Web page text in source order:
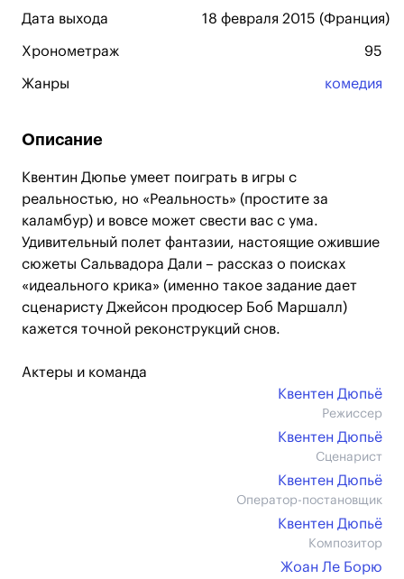
Дата выхода 18 февраля 2015 (Франция)
Хронометраж 95
Жанры комедия
Описание
Квентин Дюпье умеет поиграть в игры с
реальностью, но «Реальность» (простите за
каламбур) и вовсе может свести вас с ума.
Удивительный полет фантазии, настоящие ожившие
сюжеты Сальвадора Дали – рассказ о поисках
«идеального крика» (именно такое задание дает
сценаристу Джейсон продюсер Боб Маршалл)
кажется точной реконструкций снов.
Актеры и команда
Квентен Дюпьё
Режиссер
Квентен Дюпьё
Сценарист
Квентен Дюпьё
Оператор-постановщик
Квентен Дюпьё
Композитор
Жоан Ле Борю